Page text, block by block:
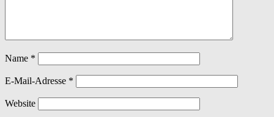
Name *
E-Mail-Adresse *
Website